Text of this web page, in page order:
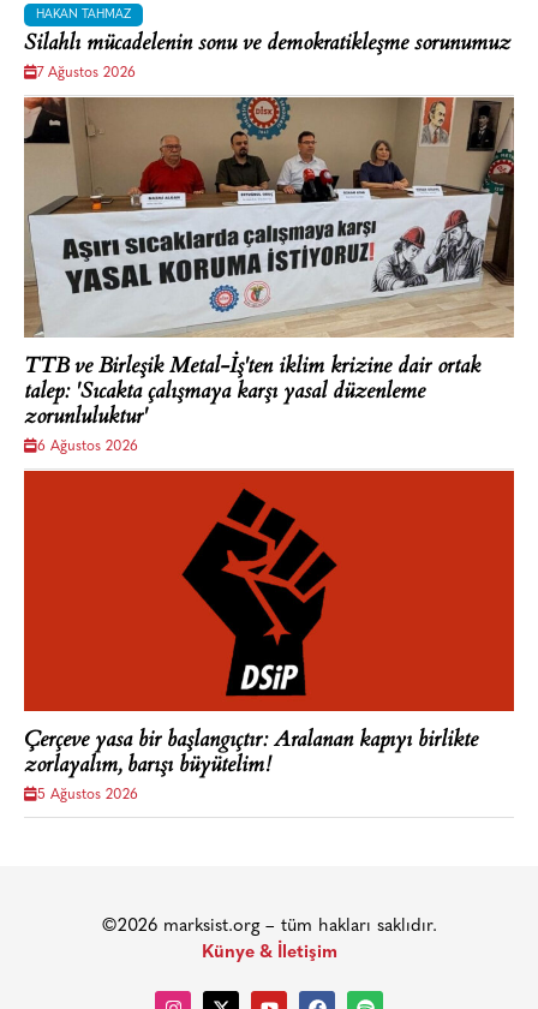
HAKAN TAHMAZ
Silahlı mücadelenin sonu ve demokratikleşme sorunumuz
7 Ağustos 2026
TTB ve Birleşik Metal-İş'ten iklim krizine dair ortak
talep: 'Sıcakta çalışmaya karşı yasal düzenleme
zorunluluktur'
6 Ağustos 2026
Çerçeve yasa bir başlangıçtır: Aralanan kapıyı birlikte
zorlayalım, barışı büyütelim!
5 Ağustos 2026
©2026 marksist.org – tüm hakları saklıdır.
Künye & İletişim